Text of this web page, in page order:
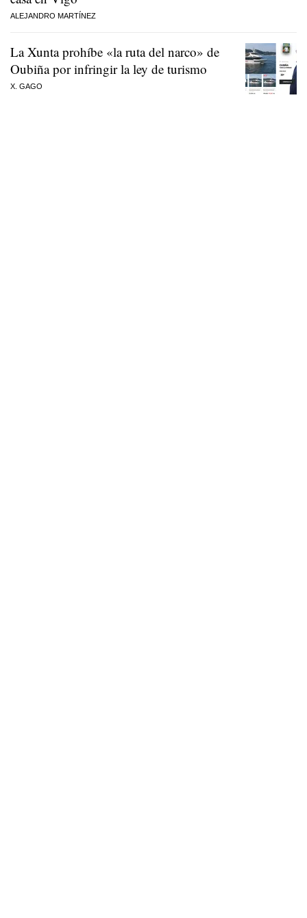
ALEJANDRO MARTÍNEZ
La Xunta prohíbe «la ruta del narco» de
Oubiña por infringir la ley de turismo
X. GAGO